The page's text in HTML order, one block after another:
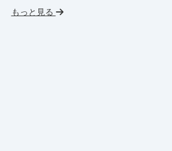
もっと見る